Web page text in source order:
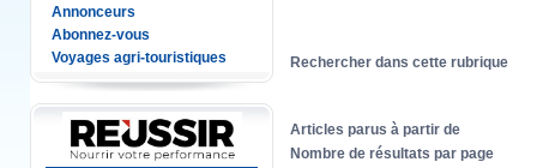
Annonceurs
Abonnez-vous
Voyages agri-touristiques
Rechercher dans cette rubrique
Articles parus à partir de
Nombre de résultats par page